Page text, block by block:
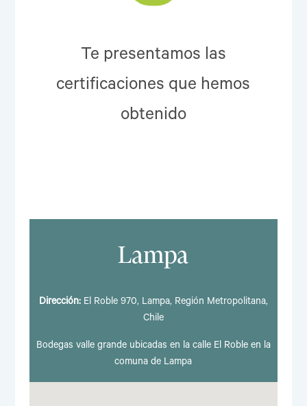
Te presentamos las
certificaciones que hemos
obtenido
Lampa
Dirección:El Roble 970, Lampa, Región Metropolitana,
Chile
Bodegas valle grande ubicadas en la calle El Roble en la
comuna de Lampa